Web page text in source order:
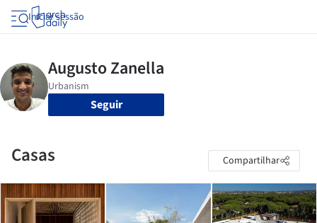
Iniciar sessão
Seguir
Casas Compartilhar